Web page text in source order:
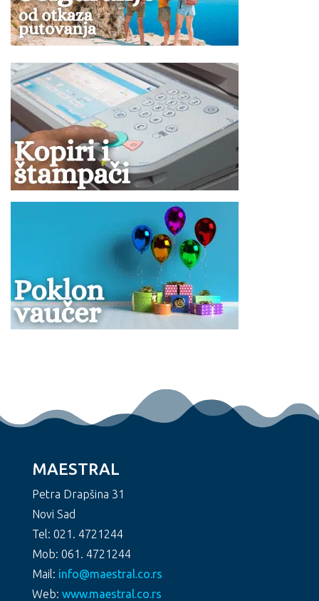
MAESTRAL
Petra Drapšina 31
Novi Sad
Tel: 021. 4721244
Mob: 061. 4721244
Mail: info@maestral.co.rs
Web: www.maestral.co.rs